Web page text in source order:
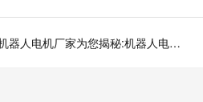
深圳机器人电机厂家为您揭秘:机器人电机营销策略